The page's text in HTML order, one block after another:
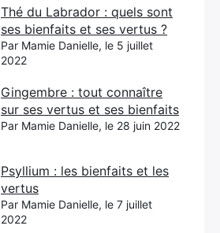
Thé du Labrador : quels sont
ses bienfaits et ses vertus ?
Par Mamie Danielle, le 5 juillet
2022
Gingembre : tout connaître
sur ses vertus et ses bienfaits
Par Mamie Danielle, le 28 juin 2022
Psyllium : les bienfaits et les
vertus
Par Mamie Danielle, le 7 juillet
2022